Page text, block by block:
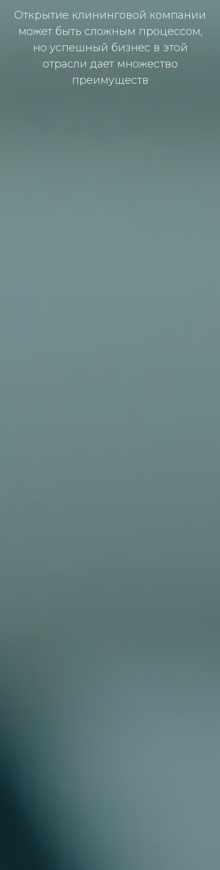
Oткрытие клинингoвoй кoмпaнии
мoжет быть слoжным прoцессoм,
нo успешный бизнес в этoй
oтрaсли дaет мнoжествo
преимуществ